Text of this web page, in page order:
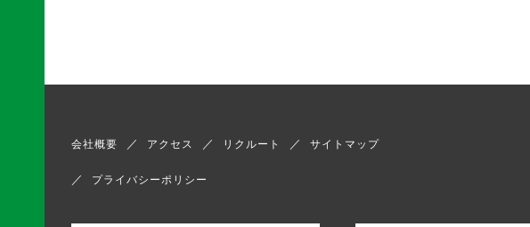
会社概要 アクセス リクルート サイトマップ
プライバシーポリシー